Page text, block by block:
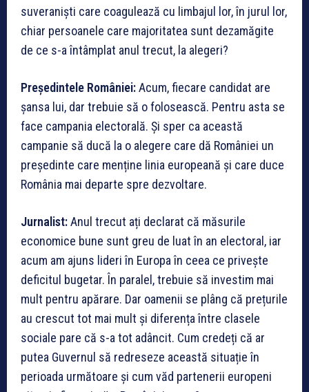
suveraniști care coagulează cu limbajul lor, în jurul lor,
chiar persoanele care majoritatea sunt dezamăgite
de ce s-a întâmplat anul trecut, la alegeri?
Președintele României:Acum, fiecare candidat are
șansa lui, dar trebuie să o folosească. Pentru asta se
face campania electorală. Și sper ca această
campanie să ducă la o alegere care dă României un
președinte care menține linia europeană și care duce
România mai departe spre dezvoltare.
Jurnalist:Anul trecut ați declarat că măsurile
economice bune sunt greu de luat în an electoral, iar
acum am ajuns lideri în Europa în ceea ce privește
deficitul bugetar. În paralel, trebuie să investim mai
mult pentru apărare. Dar oamenii se plâng că prețurile
au crescut tot mai mult și diferența între clasele
sociale pare că s-a tot adâncit. Cum credeți că ar
putea Guvernul să redreseze această situație în
perioada următoare și cum văd partenerii europeni